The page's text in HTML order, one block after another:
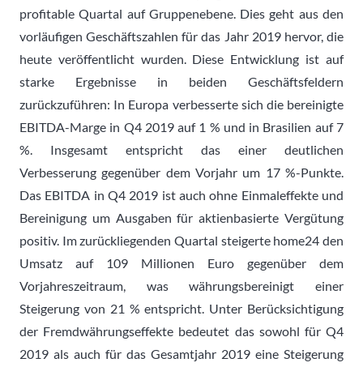
profitable Quartal auf Gruppenebene. Dies geht aus den
vorläufigen Geschäftszahlen für das Jahr 2019 hervor, die
heute veröffentlicht wurden. Diese Entwicklung ist auf
starke Ergebnisse in beiden Geschäftsfeldern
zurückzuführen: In Europa verbesserte sich die bereinigte
EBITDA-Marge in Q4 2019 auf 1 % und in Brasilien auf 7
%. Insgesamt entspricht das einer deutlichen
Verbesserung gegenüber dem Vorjahr um 17 %-Punkte.
Das EBITDA in Q4 2019 ist auch ohne Einmaleffekte und
Bereinigung um Ausgaben für aktienbasierte Vergütung
positiv. Im zurückliegenden Quartal steigerte home24 den
Umsatz auf 109 Millionen Euro gegenüber dem
Vorjahreszeitraum, was währungsbereinigt einer
Steigerung von 21 % entspricht. Unter Berücksichtigung
der Fremdwährungseffekte bedeutet das sowohl für Q4
2019 als auch für das Gesamtjahr 2019 eine Steigerung